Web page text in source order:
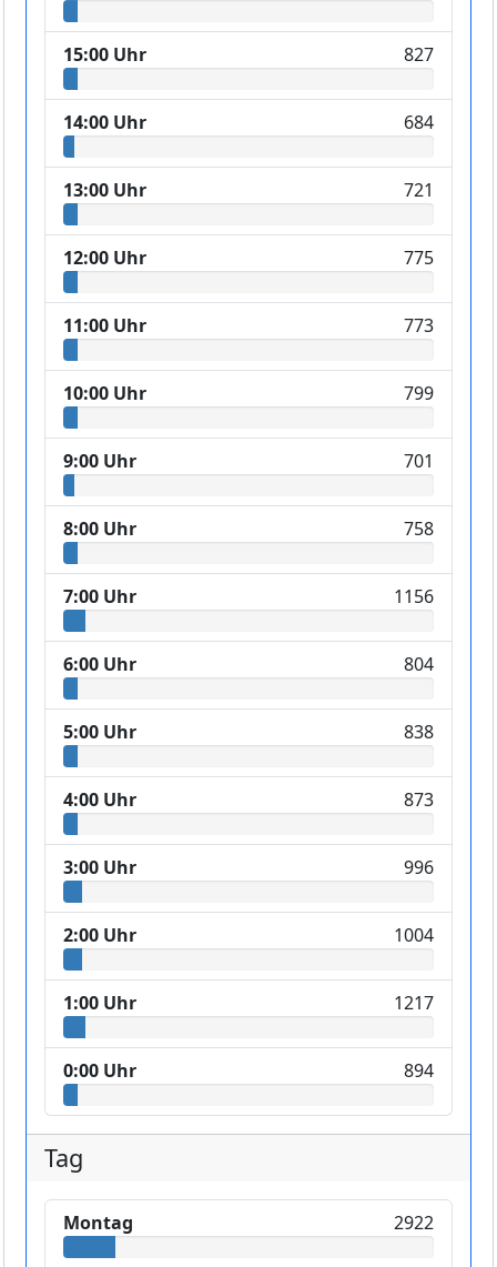
15:00 Uhr 827
14:00 Uhr 684
13:00 Uhr 721
12:00 Uhr 775
11:00 Uhr 773
10:00 Uhr 799
9:00 Uhr 701
8:00 Uhr 758
7:00 Uhr 1156
6:00 Uhr 804
5:00 Uhr 838
4:00 Uhr 873
3:00 Uhr 996
2:00 Uhr 1004
1:00 Uhr 1217
0:00 Uhr 894
Tag
Montag 2922